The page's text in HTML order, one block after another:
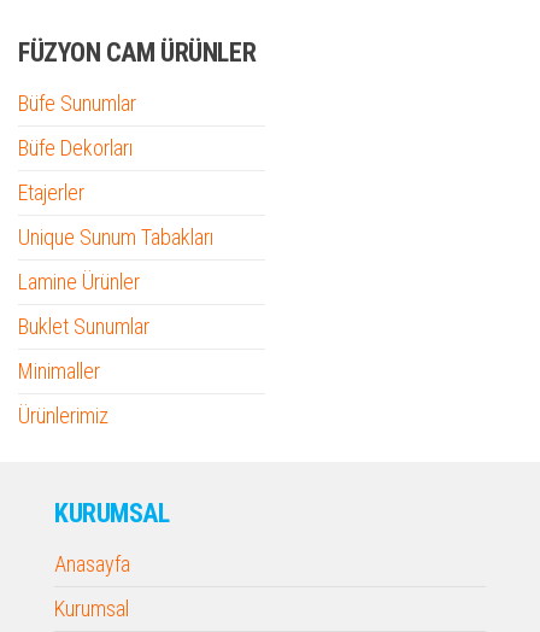
FÜZYON CAM ÜRÜNLER
Büfe Sunumlar
Büfe Dekorları
Etajerler
Unique Sunum Tabakları
Lamine Ürünler
Buklet Sunumlar
Minimaller
Ürünlerimiz
KURUMSAL
Anasayfa
Kurumsal